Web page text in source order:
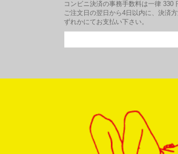
コンビニ決済の事務手数料は一律 330
ご注文日の翌日から4日以内に、決済
ずれかにてお支払い下さい。